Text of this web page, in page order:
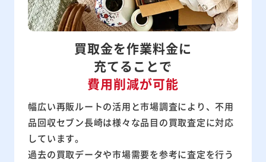
買取金を作業料金に
充てる ことで
費用削減が可能
幅広い再販ルートの活用と市場調査により、不用
品回収セブン長崎は様々な品目の買取査定に対応
しています。
過去の買取データや市場需要を参考に査定を行う